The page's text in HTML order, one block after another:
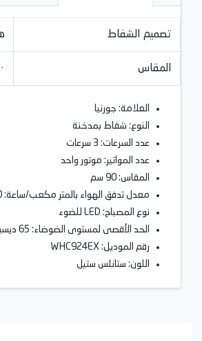
تصميم الشفاط
المقاس
العلامة: جورنيا
النوع: شفاط بمدخنة
عدد السرعات: 3 سرعات
عدد المواتير: موتور واحد
المقاس: 90 سم
معدل تدفق الهواء بالمتر مكعب/ساعة: 450
نوع المصباح: LED للضوء
الحد الأقصى لمستوى الضوضاء: 65 ديسيبل (أ) إعادة 1 pW
رقم الموديل: WHC924EX
اللون: ستانلس ستيل